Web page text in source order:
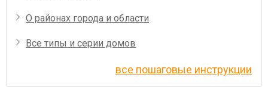
О районах города и области
Все типы и серии домов
все пошаговые инструкции